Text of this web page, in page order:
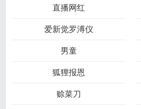
直播网红
爱新觉罗溥仪
男童
狐狸报恩
赊菜刀